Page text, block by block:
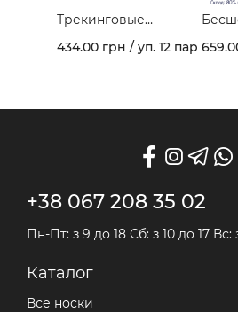
Трекинговые
демисезонные
носки 403В
434.00 грн / уп. 12 пар
из
+38 067 208 35 02
Пн-Пт: з 9 до 18 Сб: з 10 до 17 Вс:
Каталог
Все носки